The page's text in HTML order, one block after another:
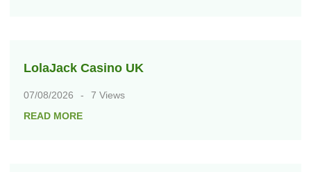
LolaJack Casino UK
07/08/2026
7 Views
READ MORE